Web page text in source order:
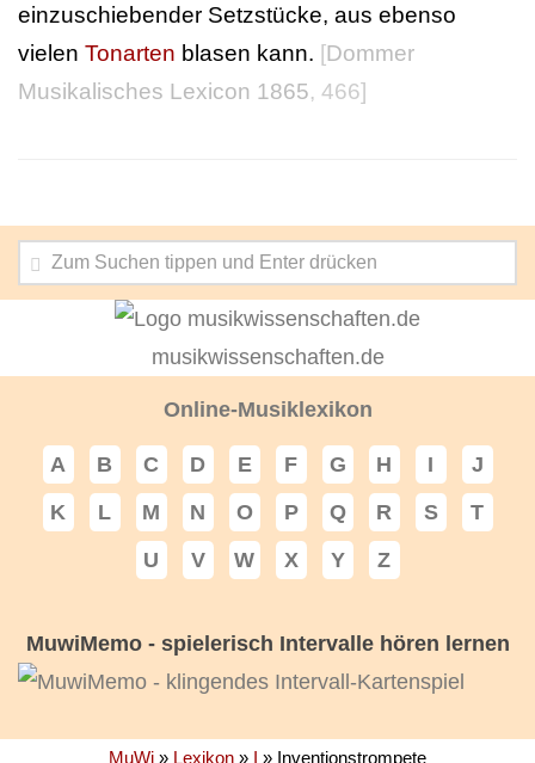
einzuschiebender Setzstücke, aus ebenso
vielen Tonarten blasen kann. [Dommer
Musikalisches Lexicon 1865, 466]
musikwissenschaften.de
Online-Musiklexikon
A B C D E F G H I
J
K
L M N O P Q R S
T
U
V W X Y Z
MuwiMemo - spielerisch Intervalle hören lernen
MuWi » Lexikon » I » Inventionstrompete